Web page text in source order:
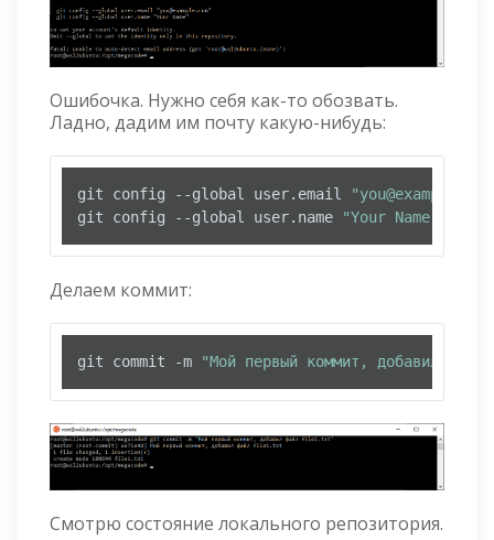
Ошибочка. Нужно себя как-то обозвать.
Ладно, дадим им почту какую-нибудь:
git config --global user.email
git config --global user.name
"Your Name"
Делаем коммит:
git commit -m "Мой первый коммит, добавил
Смотрю состояние локального репозитория.